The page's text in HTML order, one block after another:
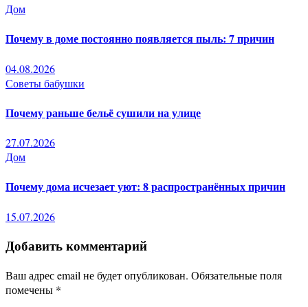
Дом
Почему в доме постоянно появляется пыль: 7 причин
04.08.2026
Советы бабушки
Почему раньше бельё сушили на улице
27.07.2026
Дом
Почему дома исчезает уют: 8 распространённых причин
15.07.2026
Добавить комментарий
Ваш адрес email не будет опубликован. Обязательные поля
помечены *